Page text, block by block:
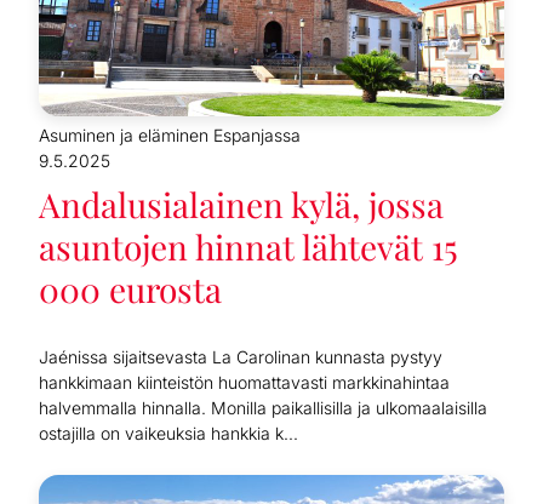
Asuminen ja eläminen Espanjassa
9.5.2025
Andalusialainen kylä, jossa
asuntojen hinnat lähtevät 15
000 eurosta
Jaénissa sijaitsevasta La Carolinan kunnasta pystyy
hankkimaan kiinteistön huomattavasti markkinahintaa
halvemmalla hinnalla. Monilla paikallisilla ja ulkomaalaisilla
ostajilla on vaikeuksia hankkia k...